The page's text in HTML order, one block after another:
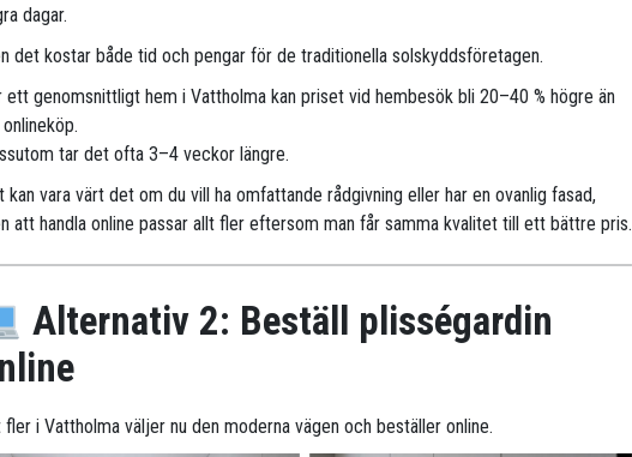
dagar.
det kostar både tid och pengar för de traditionella solskyddsföretagen.
ett genomsnittligt hem i Vattholma kan priset vid hembesök bli 20–40 % högre än
tar det ofta 3–4 veckor längre.
kan vara värt det om du vill ha omfattande rådgivning eller har en ovanlig fasad,
att handla online passar allt fler eftersom man får samma kvalitet till ett bättre pris.
Alternativ 2: Beställ plisségardin
fler i Vattholma väljer nu den moderna vägen och beställer online.